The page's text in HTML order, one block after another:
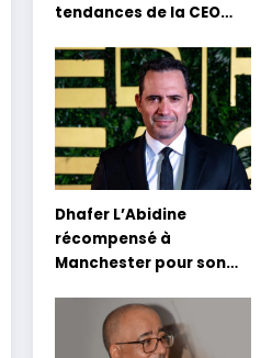
tendances de la CEO
Dhafer L’Abidine
récompensé à
Manchester pour son